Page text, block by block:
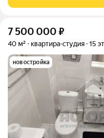
7 500 000 ₽
40 м² квартира-студия 15
новостройка